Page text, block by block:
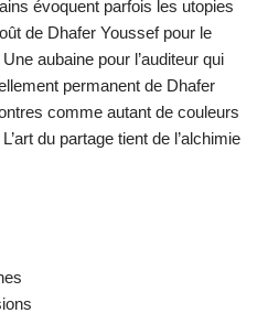
évoquent parfois les utopies
de Dhafer Youssef pour le
aubaine pour l’auditeur qui
permanent de Dhafer
comme autant de couleurs
du partage tient de l’alchimie